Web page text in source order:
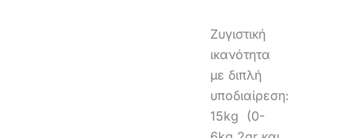
Ζυγιστική
ικανότητα
με διπλή
υποδιαίρεση:
15kg (0-